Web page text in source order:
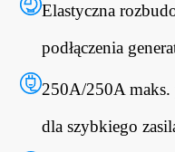
Elastyczna
podłączenia
250A/250A maks.
dla szybkiego